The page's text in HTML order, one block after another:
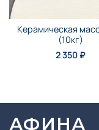
Керамическая
(10кг)
2 350 ₽
АФИНА